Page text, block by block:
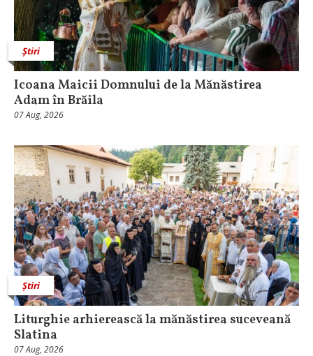
Știri
Icoana Maicii Domnului de la Mănăstirea
Adam în Brăila
07 Aug, 2026
Știri
Liturghie arhierească la mănăstirea suceveană
Slatina
07 Aug, 2026